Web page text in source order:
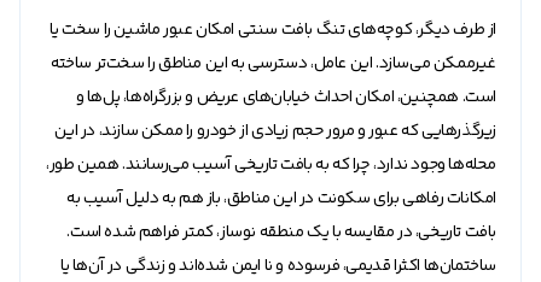
از طرف دیگر، کوچه‌های تنگ بافت سنتی امکان عبور ماشین را سخت یا
غیرممکن می‌سازد. این عامل، دسترسی به این مناطق را سخت‌تر ساخته
است. همچنین، امکان احداث خیابان‌های عریض و بزرگراه‌ها، پل‌ها و
زیرگذرهایی که عبور و مرور حجم زیادی از خودرو را ممکن سازند، در این
محله‌ها وجود ندارد، چرا که به بافت تاریخی آسیب می‌رسانند. همین طور،
امکانات رفاهی برای سکونت در این مناطق، باز هم به دلیل آسیب به
بافت تاریخی، در مقایسه با یک منطقه نوساز، کمتر فراهم شده است.
ساختمان‌ها اکثرا قدیمی، فرسوده و نا ایمن شده‌اند و زندگی در آن‌ها یا